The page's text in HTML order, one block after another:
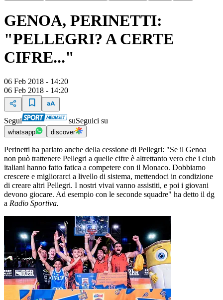
GENOA, PERINETTI:
"PELLEGRI? A CERTE
CIFRE..."
06 Feb 2018 - 14:20
06 Feb 2018 - 14:20
Segui suSeguici su
whatsapp discover
Perinetti ha parlato anche della cessione di Pellegri: "Se il Genoa
non può trattenere Pellegri a quelle cifre è altrettanto vero che i club
italiani hanno fatto fatica a competere con il Monaco. Dobbiamo
crescere e migliorarci a livello di sistema, mettendoci in condizione
di creare altri Pellegri. I nostri vivai vanno assistiti, e poi i giovani
devono giocare. Ad esempio con le seconde squadre" ha detto il dg
a Radio Sportiva.